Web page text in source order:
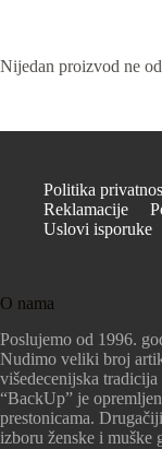
Nijedan proizvod ne
Politika
Reklamacije
Uslovi isporuke
O nama
Poslujemo od 1996.
Nudimo veliki broj
višedecenijska
“BackUp” je
prestonicama.
izboru ženske i muške